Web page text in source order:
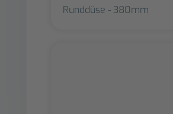
Runddüse - 380mm